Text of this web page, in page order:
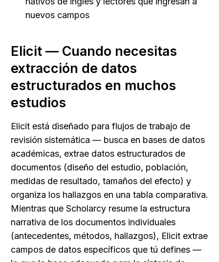
nuevos campos
Elicit — Cuando necesitas
extracción de datos
estructurados en muchos
estudios
Elicit está diseñado para flujos de trabajo de
revisión sistemática — busca en bases de datos
académicas, extrae datos estructurados de
documentos (diseño del estudio, población,
medidas de resultado, tamaños del efecto) y
organiza los hallazgos en una tabla comparativa.
Mientras que Scholarcy resume la estructura
narrativa de los documentos individuales
(antecedentes, métodos, hallazgos), Elicit extrae
campos de datos específicos que tú defines —